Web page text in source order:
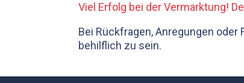
Viel Erfolg bei der Vermarktung!
Bei Rückfragen, Anregungen
behilflich zu sein.